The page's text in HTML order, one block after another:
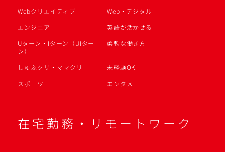
Webクリエイティブ
Web・デジタル
エンジニア
英語が活かせる
Uターン・Iターン（UIター
ン）
柔軟な働き方
しゅふクリ・ママクリ
未経験OK
スポーツ
エンタメ
在宅勤務・リモートワーク